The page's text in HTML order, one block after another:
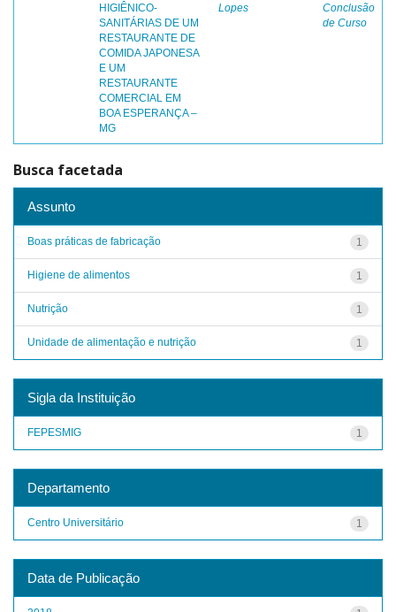
HIGIÊNICO-
SANITÁRIAS DE UM
RESTAURANTE DE
COMIDA JAPONESA
E UM
RESTAURANTE
COMERCIAL EM
BOA ESPERANÇA –
MG
Lopes
Conclusão
de Curso
Busca facetada
Assunto
1
Boas práticas de fabricação
1
Higiene de alimentos
1
Nutrição
1
Unidade de alimentação e nutrição
Sigla da Instituição
1
FEPESMIG
Departamento
1
Centro Universitário
Data de Publicação